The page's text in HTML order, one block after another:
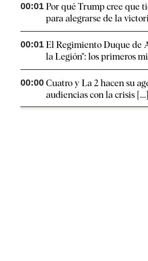
00:01 Por qué Trump cree que
para alegrarse de la
00:01 El Regimiento Duque de
la Legión": los primeros
00:00 Cuatro y La 2 hacen su
audiencias con la crisis [...]